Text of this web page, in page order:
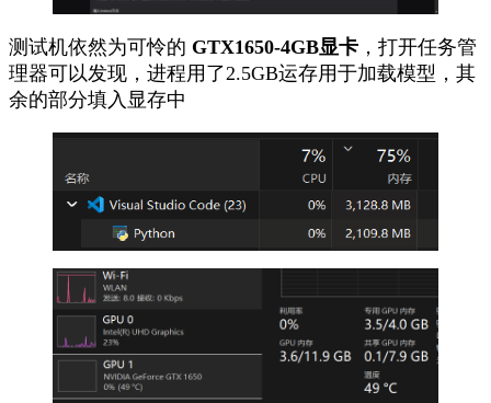
测试机依然为可怜的 GTX1650-4GB显卡 ，打开任务管
理器可以发现，进程用了2.5GB运存用于加载模型，其
余的部分填入显存中